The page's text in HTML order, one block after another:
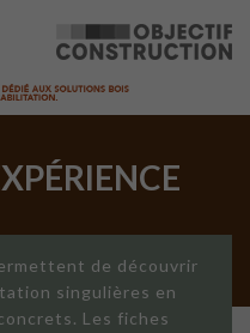
de découvrir
singulières en
Les fiches